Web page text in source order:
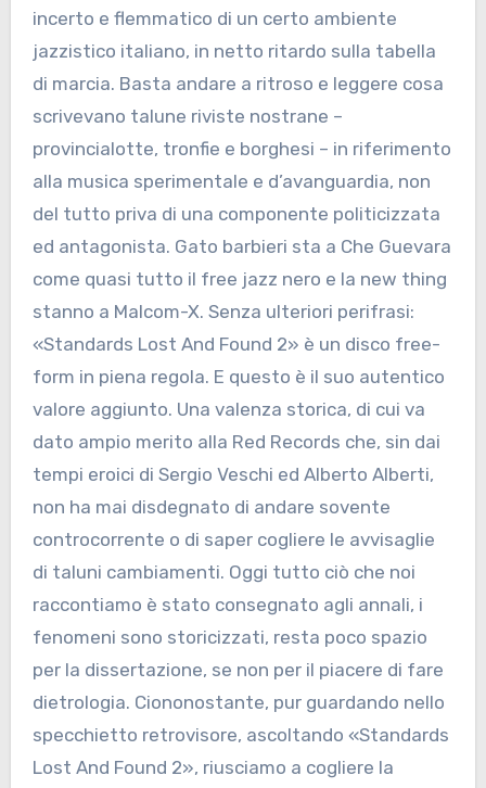
incerto e flemmatico di un certo ambiente
jazzistico italiano, in netto ritardo sulla tabella
di marcia. Basta andare a ritroso e leggere cosa
scrivevano talune riviste nostrane –
provincialotte, tronfie e borghesi – in riferimento
alla musica sperimentale e d’avanguardia, non
del tutto priva di una componente politicizzata
ed antagonista. Gato barbieri sta a Che Guevara
come quasi tutto il free jazz nero e la new thing
stanno a Malcom-X. Senza ulteriori perifrasi:
«Standards Lost And Found 2» è un disco free-
form in piena regola. E questo è il suo autentico
valore aggiunto. Una valenza storica, di cui va
dato ampio merito alla Red Records che, sin dai
tempi eroici di Sergio Veschi ed Alberto Alberti,
non ha mai disdegnato di andare sovente
controcorrente o di saper cogliere le avvisaglie
di taluni cambiamenti. Oggi tutto ciò che noi
raccontiamo è stato consegnato agli annali, i
fenomeni sono storicizzati, resta poco spazio
per la dissertazione, se non per il piacere di fare
dietrologia. Ciononostante, pur guardando nello
specchietto retrovisore, ascoltando «Standards
Lost And Found 2», riusciamo a cogliere la